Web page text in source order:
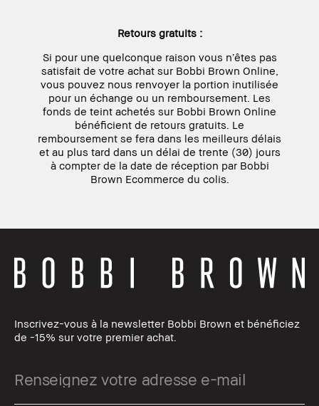
Retours gratuits :
Si pour une quelconque raison vous n’êtes pas
satisfait de votre achat sur Bobbi Brown Online,
vous pouvez nous renvoyer la portion inutilisée
pour un échange ou un remboursement. Les
fonds de teint achetés sur Bobbi Brown Online
bénéficient de retours gratuits. Le
remboursement se fera dans les meilleurs délais
et au plus tard dans un délai de trente (30) jours
à compter de la date de réception par Bobbi
Brown Ecommerce du colis.
Inscrivez-vous à la newsletter Bobbi Brown et bénéficiez
de -15% sur votre premier achat.